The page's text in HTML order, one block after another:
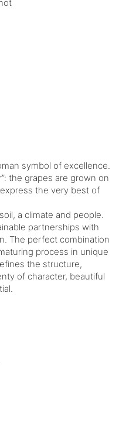
symbol of excellence.
the grapes are grown on
the very best of
a climate and people.
partnerships with
The perfect combination
process in unique
the structure,
of character, beautiful